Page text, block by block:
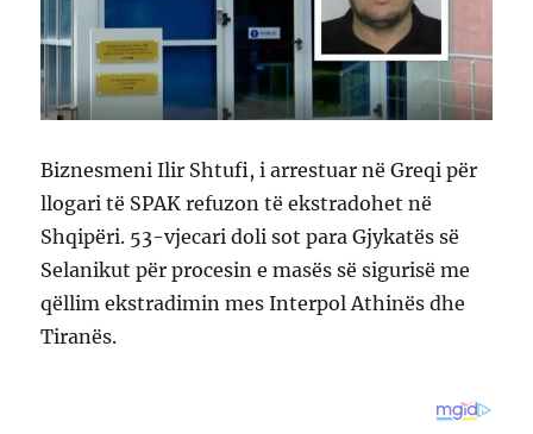
Biznesmeni Ilir Shtufi, i arrestuar në Greqi për
llogari të SPAK refuzon të ekstradohet në
Shqipëri. 53-vjecari doli sot para Gjykatës së
Selanikut për procesin e masës së sigurisë me
qëllim ekstradimin mes Interpol Athinës dhe
Tiranës.